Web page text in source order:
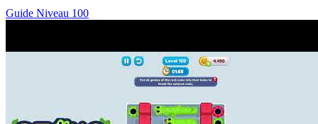
Guide Niveau 100